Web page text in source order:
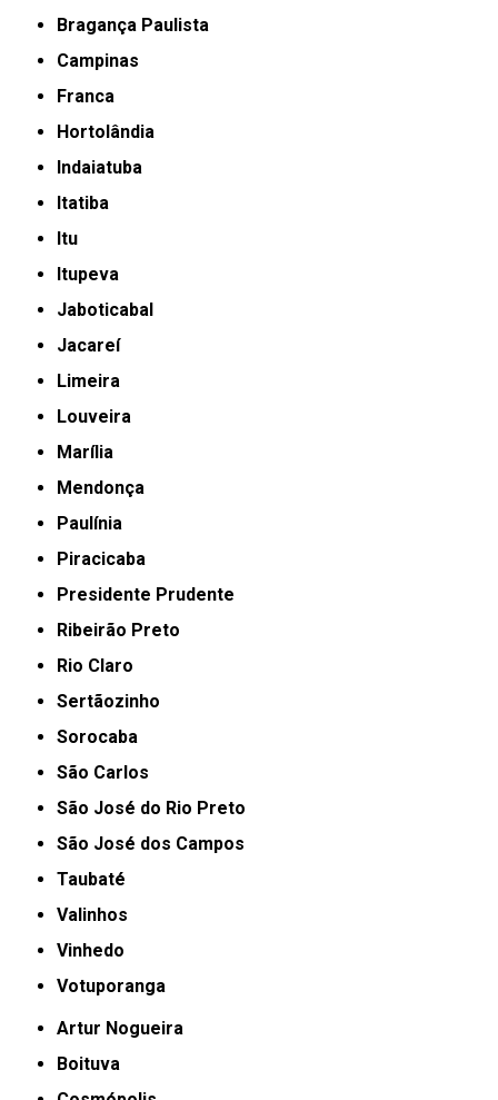
Bragança Paulista
Campinas
Franca
Hortolândia
Indaiatuba
Itatiba
Itu
Itupeva
Jaboticabal
Jacareí
Limeira
Louveira
Marília
Mendonça
Paulínia
Piracicaba
Presidente Prudente
Ribeirão Preto
Rio Claro
Sertãozinho
Sorocaba
São Carlos
São José do Rio Preto
São José dos Campos
Taubaté
Valinhos
Vinhedo
Votuporanga
Artur Nogueira
Boituva